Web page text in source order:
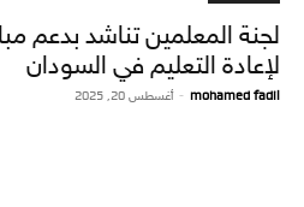
لجنة المعلمين تناشد بدعم
لإعادة التعليم في السودان
mohamed fadil
- أغسطس 20, 2025